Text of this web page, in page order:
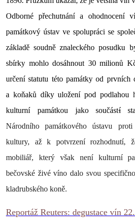
Odborné přechutnání a ohodnocení
památkový ústav ve spolupráci se
základě soudně znaleckého posudku
sbírky mohlo dosáhnout 30 milionů
určení statutu této památky od prvních
a koňaků díky uložení pod podlahou
kulturní památkou jako součástí
Národního památkového ústavu
kultury, až k potvrzení rozhodnutí,
mobiliář, který však není kulturní
bečovské živé víno dalo svou
kladrubského koně.
Reportáž Reuters: degustace vín